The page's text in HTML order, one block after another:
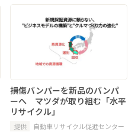
損傷バンパーを新品のバンパ
ーへ マツダが取り組む「水平
リサイクル」
提供 自動車リサイクル促進センター